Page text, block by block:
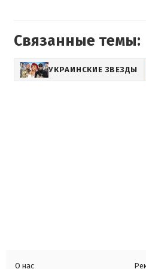
Связанные темы:
УКРАИНСКИЕ ЗВЕЗДЫ
О нас